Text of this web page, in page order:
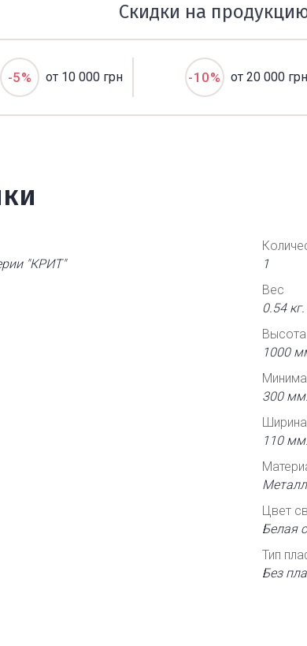
Скидки на
-5% от 10 000 грн -10% от 20 000 грн
"КРИТ"
1
Вес
0.54 кг.
Высота
1000
300 мм.
110 мм.
Металл
Цвет
Белая
Тип
Без